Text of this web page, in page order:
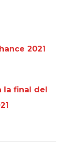
2021
la final del